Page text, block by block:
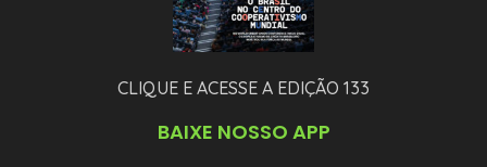
CLIQUE E ACESSE A EDIÇÃO 133
BAIXE NOSSO APP